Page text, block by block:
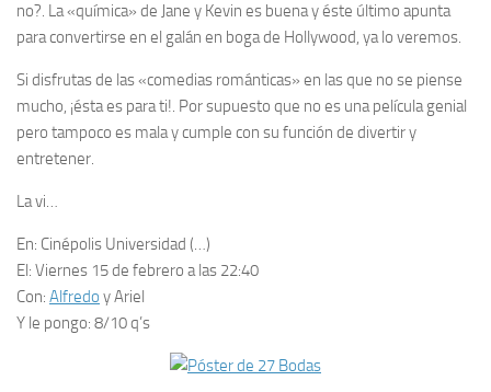
no?. La «química» de Jane y Kevin es buena y éste último apunta
para convertirse en el galán en boga de Hollywood, ya lo veremos.
Si disfrutas de las «comedias románticas» en las que no se piense
mucho, ¡ésta es para ti!. Por supuesto que no es una película genial
pero tampoco es mala y cumple con su función de divertir y
entretener.
La vi…
En: Cinépolis Universidad (…)
El: Viernes 15 de febrero a las 22:40
Con: Alfredo y Ariel
Y le pongo: 8/10 q’s